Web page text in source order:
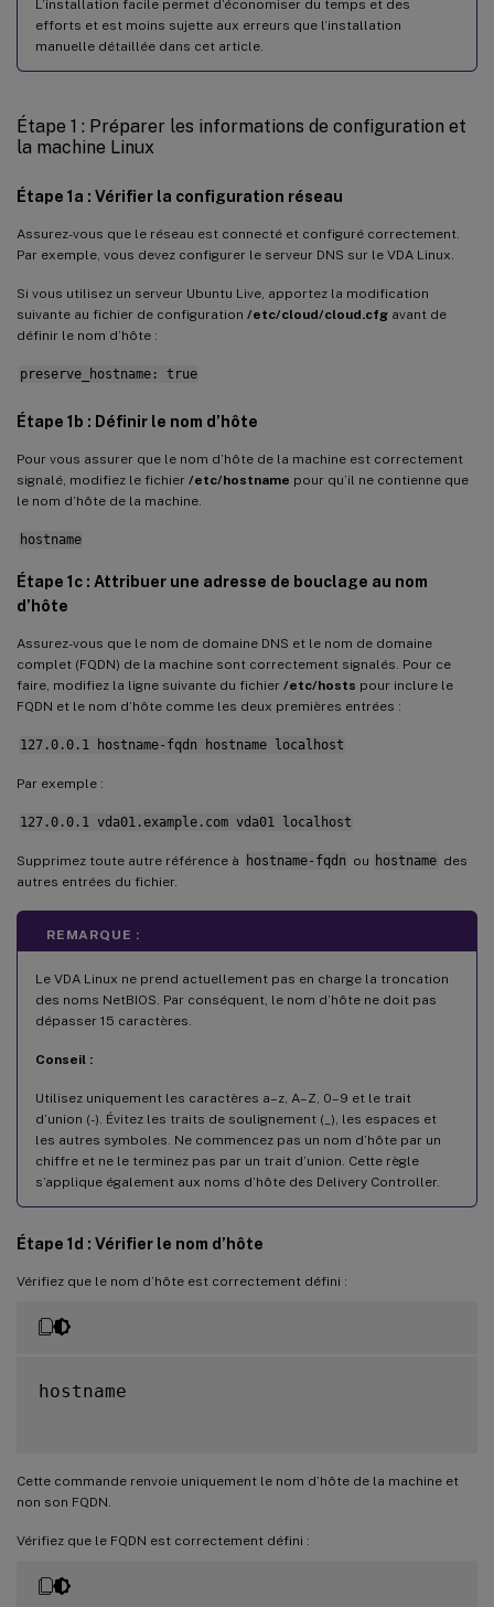
L’installation facile permet d’économiser du temps et des
efforts et est moins sujette aux erreurs que l’installation
manuelle détaillée dans cet article.
Étape 1 : Préparer les informations de configuration et
la machine Linux
Étape 1a : Vérifier la configuration réseau
Assurez-vous que le réseau est connecté et configuré correctement.
Par exemple, vous devez configurer le serveur DNS sur le VDA Linux.
Si vous utilisez un serveur Ubuntu Live, apportez la modification
suivante au fichier de configuration /etc/cloud/cloud.cfg avant de
définir le nom d’hôte :
preserve_hostname: true
Étape 1b : Définir le nom d’hôte
Pour vous assurer que le nom d’hôte de la machine est correctement
signalé, modifiez le fichier /etc/hostname pour qu’il ne contienne que
le nom d’hôte de la machine.
hostname
Étape 1c : Attribuer une adresse de bouclage au nom
d’hôte
Assurez-vous que le nom de domaine DNS et le nom de domaine
complet (FQDN) de la machine sont correctement signalés. Pour ce
faire, modifiez la ligne suivante du fichier /etc/hosts pour inclure le
FQDN et le nom d’hôte comme les deux premières entrées :
127.0.0.1 hostname-fqdn hostname localhost
Par exemple :
127.0.0.1 vda01.example.com vda01 localhost
Supprimez toute autre référence à hostname-fqdn ou hostname des
autres entrées du fichier.
REMARQUE :
Le VDA Linux ne prend actuellement pas en charge la troncation
des noms NetBIOS. Par conséquent, le nom d’hôte ne doit pas
dépasser 15 caractères.
Conseil :
Utilisez uniquement les caractères a–z, A–Z, 0–9 et le trait
d’union (-). Évitez les traits de soulignement (_), les espaces et
les autres symboles. Ne commencez pas un nom d’hôte par un
chiffre et ne le terminez pas par un trait d’union. Cette règle
s’applique également aux noms d’hôte des Delivery Controller.
Étape 1d : Vérifier le nom d’hôte
Vérifiez que le nom d’hôte est correctement défini :
hostname
Cette commande renvoie uniquement le nom d’hôte de la machine et
non son FQDN.
Vérifiez que le FQDN est correctement défini :
Service d’authentification Quest
SSSD
PBIS
Étape 4 : Installer .NET
Étape 6 : Installer le VDA Linux
Étape 6a : Installer le VDA Linux
Étape 6b : Mettre à niveau le VDA Linux (facultatif)
Étape 7 : Installer les pilotes NVIDIA GRID
Configuration automatisée
Désinstaller le logiciel VDA Linux
Étape 10 : Exécuter le VDA Linux
Étape 11 : Créer des catalogues de machines